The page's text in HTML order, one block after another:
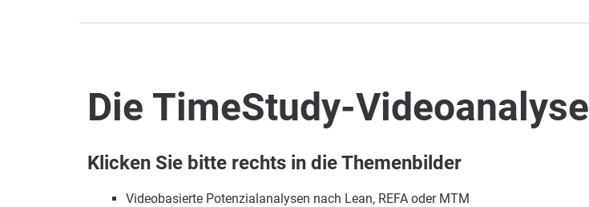
Die TimeStudy-Videoanalyse
Klicken Sie bitte rechts in die Themenbilder
Videobasierte Potenzialanalysen nach Lean, REFA oder MTM